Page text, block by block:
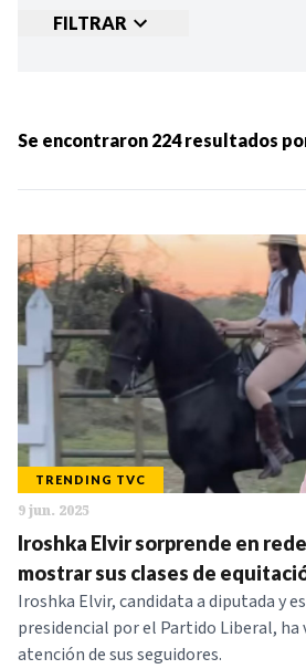
FILTRAR
MÁS RECIENTES
MENOS
Periodo:
NOTICIAS
SERIES
Se encontraron 224 resultados
TRENDING TVC
9 jun. 2025
Iroshka Elvir sorprende en
mostrar sus clases de
Iroshka Elvir, candidata a diputada y
presidencial por el Partido Liberal,
atención de sus seguidores.